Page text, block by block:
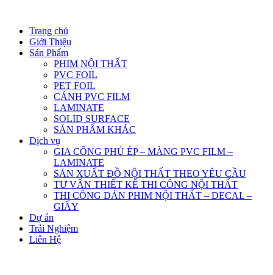
Trang chủ
Giới Thiệu
Sản Phẩm
PHIM NỘI THẤT
PVC FOIL
PET FOIL
CÁNH PVC FILM
LAMINATE
SOLID SURFACE
SẢN PHẨM KHÁC
Dịch vụ
GIA CÔNG PHỦ ÉP – MÀNG PVC FILM –
LAMINATE
SẢN XUẤT ĐỒ NỘI THẤT THEO YÊU CẦU
TƯ VẤN THIẾT KẾ THI CÔNG NỘI THẤT
THI CÔNG DÁN PHIM NỘI THẤT – DECAL –
GIẤY
Dự án
Trải Nghiệm
Liên Hệ